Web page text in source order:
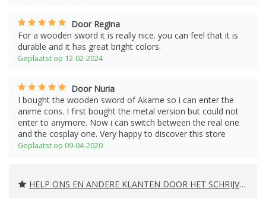
Door Regina
For a wooden sword it is really nice. you can feel that it is
durable and it has great bright colors.
Geplaatst op 12-02-2024
Door Nuria
I bought the wooden sword of Akame so i can enter the
anime cons. I first bought the metal version but could not
enter to anymore. Now i can switch between the real one
and the cosplay one. Very happy to discover this store
Geplaatst op 09-04-2020
HELP ONS EN ANDERE KLANTEN DOOR HET SCHRIJVEN VAN EEN REVIEW